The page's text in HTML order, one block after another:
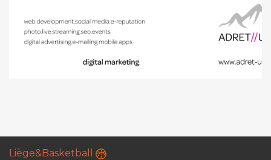
Liège&Basketball